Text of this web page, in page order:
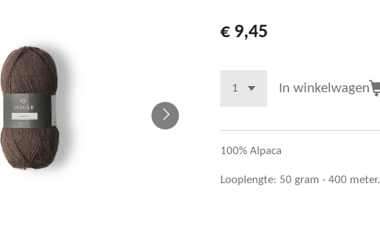
€ 9,45
In winkelwagen
100% Alpaca
Looplengte: 50 gram - 400 meter.